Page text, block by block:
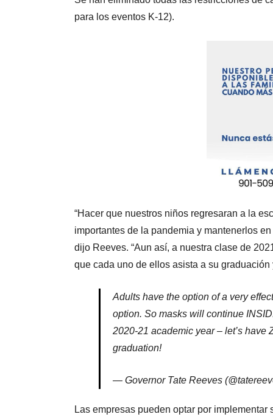
para los eventos K-12).
“Hacer que nuestros niños regresaran a la
importantes de la pandemia y mantenerlos
dijo Reeves. “Aun así, a nuestra clase de
que cada uno de ellos asista a su
Adults have the option of a very
option. So masks will continue
2020-21 academic year – let’s
graduation!
— Governor Tate Reeves
Las empresas pueden optar por